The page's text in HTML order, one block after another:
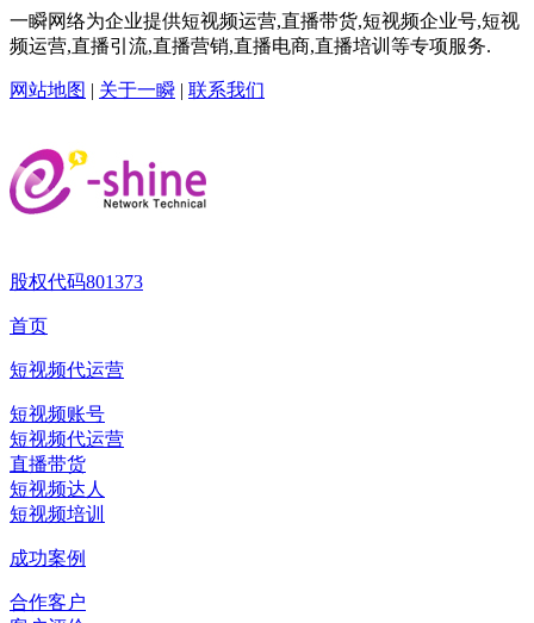
一瞬网络为企业提供短视频运营,直播带货,短视频企业号,短视
频运营,直播引流,直播营销,直播电商,直播培训等专项服务.
网站地图 | 关于一瞬 | 联系我们
股权代码801373
首页
短视频代运营
短视频账号
短视频代运营
直播带货
短视频达人
短视频培训
成功案例
合作客户